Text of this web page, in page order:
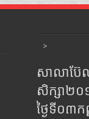
>
សាលាប៊ែ
សិក្សា២
ថ្ងៃទី០៣